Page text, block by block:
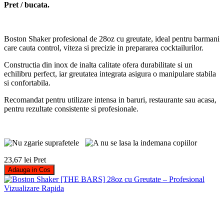
Pret / bucata.
Boston Shaker profesional de 28oz cu greutate, ideal pentru barmani
care cauta control, viteza si precizie in prepararea cocktailurilor.
Constructia din inox de inalta calitate ofera durabilitate si un
echilibru perfect, iar greutatea integrata asigura o manipulare stabila
si confortabila.
Recomandat pentru utilizare intensa in baruri, restaurante sau acasa,
pentru rezultate consistente si profesionale.
23,67 lei Pret
Adauga in Cos
Vizualizare Rapida